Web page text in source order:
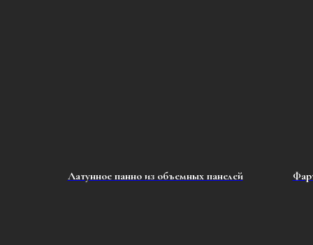
Латунное панно из объемных панелей